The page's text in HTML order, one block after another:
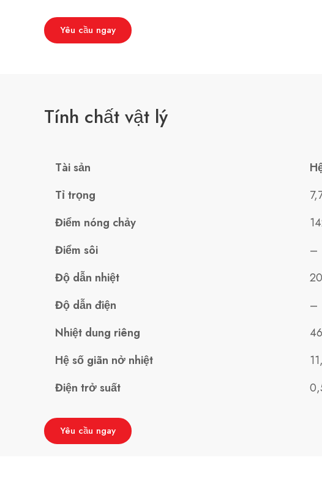
Yêu cầu ngay
Tính chất vật lý
Tài sản
Tỉ trọng
Điểm nóng chảy
Điểm sôi
–
Độ dẫn nhiệt
Độ dẫn điện
–
Nhiệt dung riêng
Hệ số giãn nở nhiệt
Điện trở suất
Yêu cầu ngay